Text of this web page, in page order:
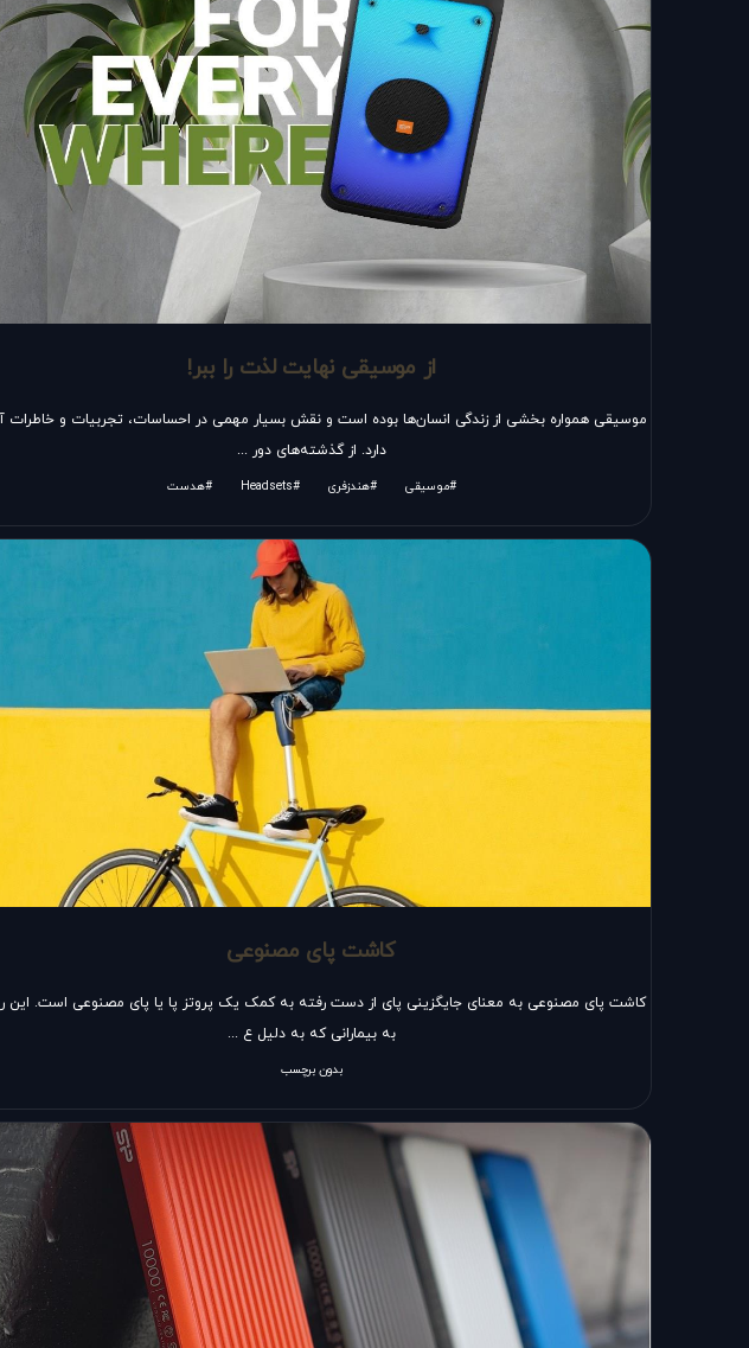
از موسیقی نهایت لذت را ببر!
موسیقی همواره بخشی از زندگی انسان‌ها بوده است و نقش بسیار مهمی در احساسات، تجربیات و خاطرات
دارد. از گذشته‌های دور ...
#موسیقی #هندزفری #Headsets #هدست‌
کاشت پای مصنوعی
کاشت پای مصنوعی به معنای جایگزینی پای از دست رفته به کمک یک پروتز پا یا پای مصنوعی است. این
به بیمارانی که به دلیل ع ...
بدون برچسب